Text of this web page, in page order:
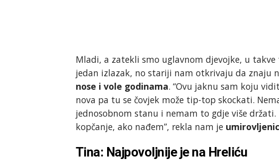
Mladi, a zatekli smo uglavnom djevojke, u
jedan izlazak, no stariji nam otkrivaju da znaju
nose i vole godinama. “Ovu jaknu sam koju
nova pa tu se čovjek može tip-top skockati.
jednosobnom stanu i nemam to gdje više
kopčanje, ako nađem”, rekla nam je
Tina: Najpovoljnije je na Hreliću